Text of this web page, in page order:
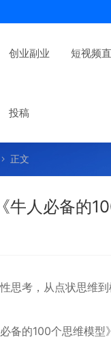
创业副业 短视频
投稿
正文
牛人必备的
思考，从点状思维